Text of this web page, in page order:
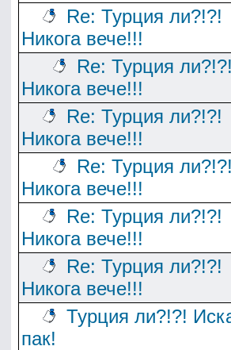
Re: Турция ли?!?!
Никога вече!!!
Re: Турция
Никога вече!!!
Re: Турция ли?!?!
Никога вече!!!
Re: Турция
Никога вече!!!
Re: Турция ли?!?!
Никога вече!!!
Re: Турция ли?!?!
Никога вече!!!
Турция ли?!?!
пак!